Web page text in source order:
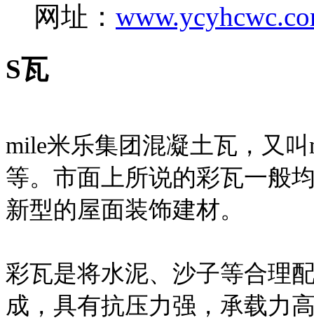
网址：
S瓦
mile米乐集团混凝土瓦，又
等。市面上所说的彩瓦一般
新型的屋面装饰建材。
彩瓦是将水泥、沙子等合理
成，具有抗压力强，承载力